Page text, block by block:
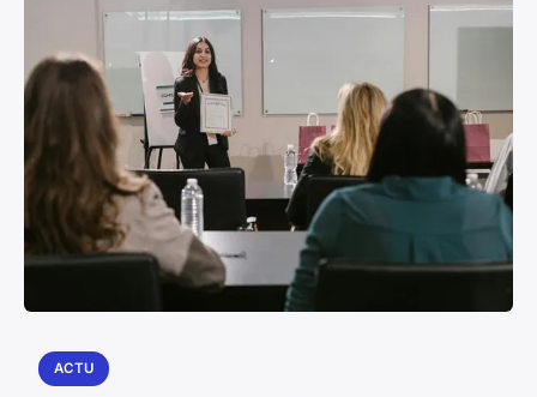
ACTU